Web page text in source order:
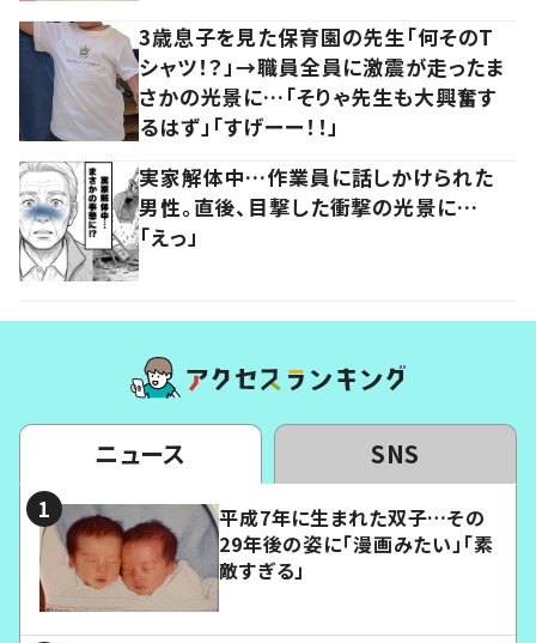
3歳息子を見た保育園の先生「何そのT
シャツ！？」→職員全員に激震が走ったま
さかの光景に…「そりゃ先生も大興奮す
るはず」「すげーー！！」
実家解体中…作業員に話しかけられた
男性。直後、目撃した衝撃の光景に…
「えっ」
ニュース SNS
平成7年に生まれた双子…その
29年後の姿に「漫画みたい」「素
敵すぎる」